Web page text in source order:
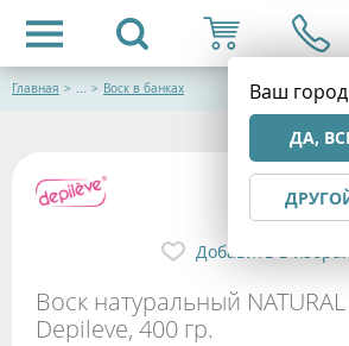
Ваш
ДА,
Главная > ... > Воск в банках
Воск натуральный NATURAL
Depileve, 400 гр.
Добавить в